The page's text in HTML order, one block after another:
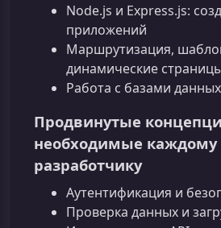
Node.js и Express.js:
приложений
Маршрутизация,
динамические
Работа с базами
Продвинутые
необходимые каждому
разработчику
Аутентификация и
Проверка данных и